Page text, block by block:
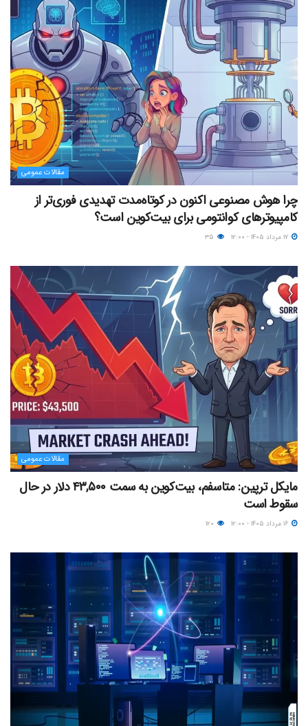
مقالات عمومی
چرا هوش مصنوعی اکنون در کوتاه‌مدت تهدیدی فوری‌تر از
کامپیوترهای کوانتومی برای بیت‌کوین است؟
مقالات عمومی
مایکل ترپین: متاسفم، بیت‌کوین به سمت ۴۳,۵۰۰ دلار در حال
سقوط است